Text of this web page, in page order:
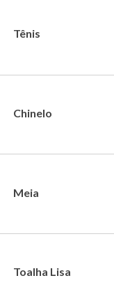
Tênis
Chinelo
Meia
Toalha Lisa